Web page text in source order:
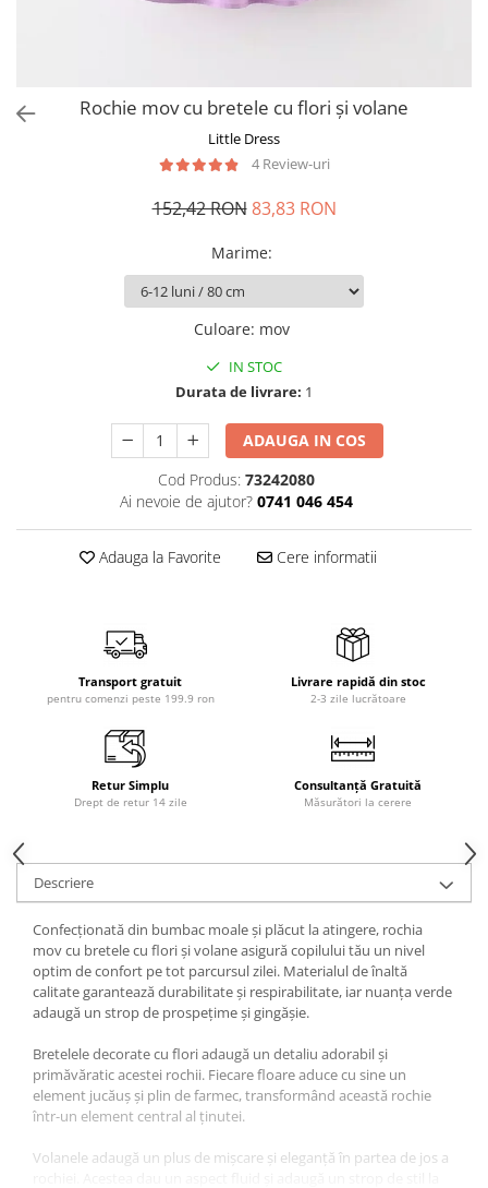
Rochie mov cu bretele cu flori și volane
Little Dress
4 Review-uri
152,42 RON 83,83 RON
Marime:
Culoare: mov
IN STOC
Durata de livrare: 1
ADAUGA IN COS
Cod Produs: 73242080
Ai nevoie de ajutor? 0741 046 454
Adauga la Favorite Cere informatii
Transport gratuit
pentru comenzi peste 199.9 ron
Livrare rapidă din stoc
2-3 zile lucrătoare
Retur Simplu
Drept de retur 14 zile
Consultanță Gratuită
Măsurători la cerere
Descriere
Confecționată din bumbac moale și plăcut la atingere, rochia
mov cu bretele cu flori și volane asigură copilului tău un nivel
optim de confort pe tot parcursul zilei. Materialul de înaltă
calitate garantează durabilitate și respirabilitate, iar nuanța verde
adaugă un strop de prospețime și gingășie.
Bretelele decorate cu flori adaugă un detaliu adorabil și
primăvăratic acestei rochii. Fiecare floare aduce cu sine un
element jucăuș și plin de farmec, transformând această rochie
într-un element central al ținutei.
Volanele adaugă un plus de mișcare și eleganță în partea de jos a